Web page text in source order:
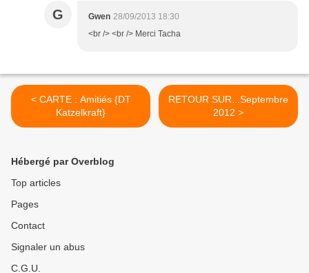
G Gwen 28/09/2013 18:30
<br /> <br /> Merci Tacha
< CARTE : Amitiés {DT
Katzelkraft}
RETOUR SUR...Septembre
2012 >
Hébergé par Overblog
Top articles
Pages
Contact
Signaler un abus
C.G.U.